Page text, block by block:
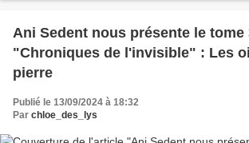
Ani Sedent nous présente le tome
"Chroniques de l'invisible" : Les
pierre
Publié le 13/09/2024 à 18:32
Par chloe_des_lys